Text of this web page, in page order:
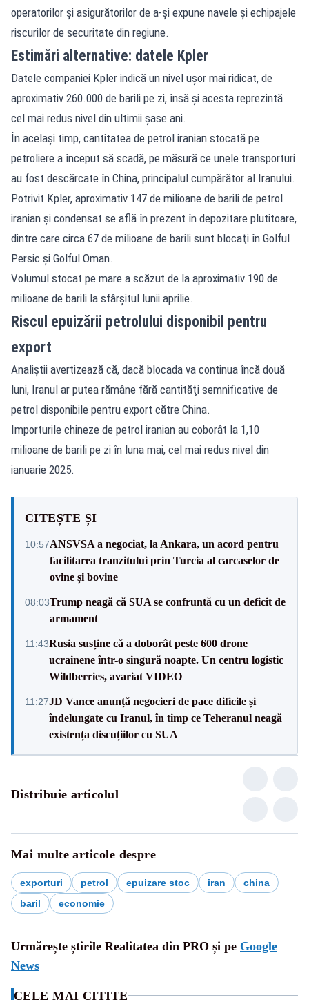
operatorilor şi asigurătorilor de a-şi expune navele şi echipajele
riscurilor de securitate din regiune.
Estimări alternative: datele Kpler
Datele companiei Kpler indică un nivel uşor mai ridicat, de
aproximativ 260.000 de barili pe zi, însă şi acesta reprezintă
cel mai redus nivel din ultimii şase ani.
În acelaşi timp, cantitatea de petrol iranian stocată pe
petroliere a început să scadă, pe măsură ce unele transporturi
au fost descărcate în China, principalul cumpărător al Iranului.
Potrivit Kpler, aproximativ 147 de milioane de barili de petrol
iranian şi condensat se află în prezent în depozitare plutitoare,
dintre care circa 67 de milioane de barili sunt blocaţi în Golful
Persic şi Golful Oman.
Volumul stocat pe mare a scăzut de la aproximativ 190 de
milioane de barili la sfârşitul lunii aprilie.
Riscul epuizării petrolului disponibil pentru
export
Analiştii avertizează că, dacă blocada va continua încă două
luni, Iranul ar putea rămâne fără cantităţi semnificative de
petrol disponibile pentru export către China.
Importurile chineze de petrol iranian au coborât la 1,10
milioane de barili pe zi în luna mai, cel mai redus nivel din
ianuarie 2025.
CITEȘTE ȘI
10:57ANSVSA a negociat, la Ankara, un acord pentru
facilitarea tranzitului prin Turcia al carcaselor de
ovine și bovine
08:03Trump neagă că SUA se confruntă cu un deficit de
armament
11:43Rusia susține că a doborât peste 600 drone
ucrainene într-o singură noapte. Un centru logistic
Wildberries, avariat VIDEO
11:27JD Vance anunță negocieri de pace dificile și
îndelungate cu Iranul, în timp ce Teheranul neagă
existența discuțiilor cu SUA
Distribuie articolul
Mai multe articole despre
exporturi petrol epuizare stoc iran
china
baril
economie
Urmărește știrile Realitatea din PRO și pe Google
News
CELE MAI CITITE